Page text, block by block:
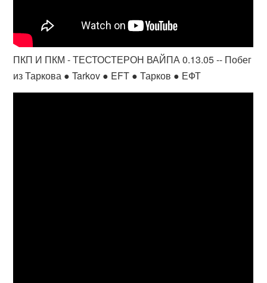
ПКП И ПКМ - ТЕСТОСТЕРОН ВАЙПА 0.13.05 -- Побег
из Таркова ● Tarkov ● EFT ● Тарков ● ЕФТ